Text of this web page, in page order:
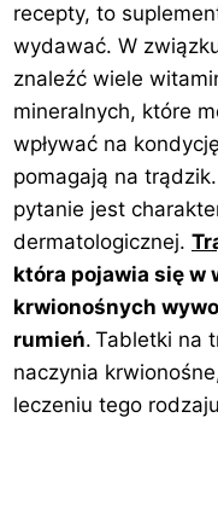
recepty, to
wydawać. W
znaleźć wiele
mineralnych, które
wpływać na
pomagają na
pytanie jest
dermatologicznej.
która pojawia się w
krwionośnych
rumień. Tabletki na
naczynia
leczeniu tego